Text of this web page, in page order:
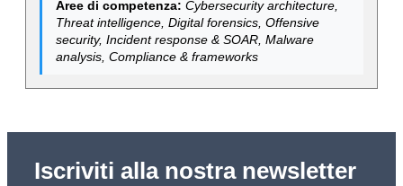
Aree di competenza: Cybersecurity architecture,
Threat intelligence, Digital forensics, Offensive
security, Incident response & SOAR, Malware
analysis, Compliance & frameworks
Iscriviti alla nostra newsletter